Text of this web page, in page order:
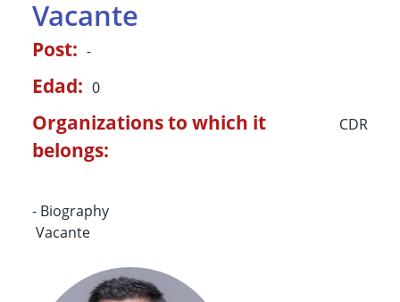
Vacante
Post: -
Edad: 0
Organizations to which it
belongs:
CDR
- Biography
Vacante